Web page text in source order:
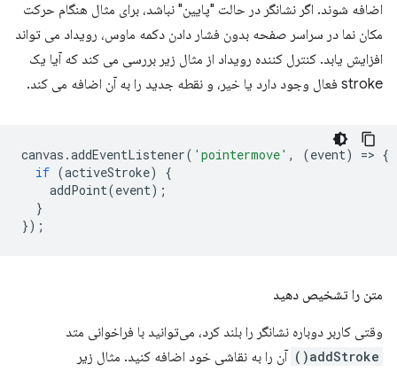
اضافه شوند. اگر نشانگر در حالت "پایین" نباشد، برای مثال هنگام حرکت
مکان نما در سراسر صفحه بدون فشار دادن دکمه ماوس، رویداد می تواند
افزایش یابد. کنترل کننده رویداد از مثال زیر بررسی می کند که آیا یک
stroke فعال وجود دارد یا خیر، و نقطه جدید را به آن اضافه می کند.
canvas .addEventListener( 'pointermove' , (event) => {
if (activeStroke)
{
addPoint(event);
}
});
متن را تشخیص دهید
وقتی کاربر دوباره نشانگر را بلند کرد، می‌توانید با فراخوانی متد
addStroke() آن را به نقاشی خود اضافه کنید. مثال زیر